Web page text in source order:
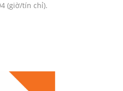
(giờ/tín chỉ).